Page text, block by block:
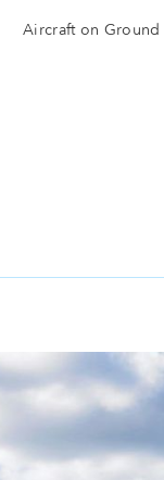
Aircraft on Ground